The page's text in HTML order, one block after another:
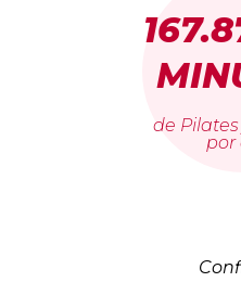
de
por